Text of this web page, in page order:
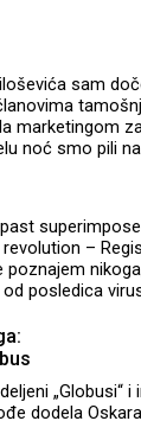
sam
marketingom
noć smo pili
Sarajlijama“.
–
poznajem
posledica
„Globusi“
dodela